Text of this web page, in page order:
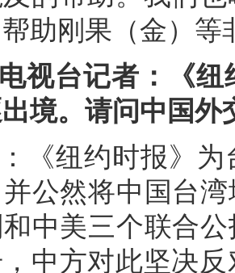
助刚果（金）等
视台记者：《
境。请问中国外
《纽约时报》
公然将中国台
中美三个联合
中方对此坚决